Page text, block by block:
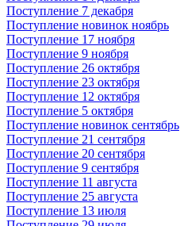
Поступление 7 декабря
Поступление новинок ноябрь
Поступление 17 ноября
Поступление 9 ноября
Поступление 26 октября
Поступление 23 октября
Поступление 12 октября
Поступление 5 октября
Поступление новинок сентябрь
Поступление 21 сентября
Поступление 20 сентября
Поступление 9 сентября
Поступление 11 августа
Поступление 25 августа
Поступление 13 июля